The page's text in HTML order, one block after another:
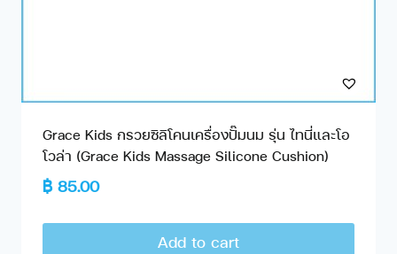
Grace Kids กรวยซิลิโคนเครื่องปั๊มนม รุ่น ไทนี่และโอ
โวล่า (Grace Kids Massage Silicone Cushion)
฿ 85.00
Add to cart